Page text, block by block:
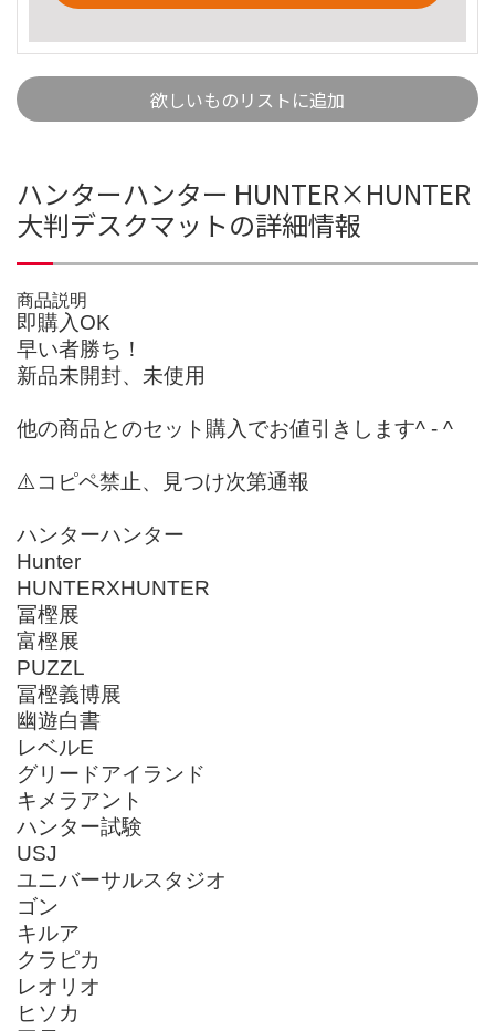
欲しいものリストに追加
ハンターハンター HUNTER×HUNTER
大判デスクマットの詳細情報
商品説明
即購入OK
早い者勝ち！
新品未開封、未使用
他の商品とのセット購入でお値引きします^ - ^
⚠️コピペ禁止、見つけ次第通報
ハンターハンター
Hunter
HUNTERXHUNTER
冨樫展
富樫展
PUZZL
冨樫義博展
幽遊白書
レベルE
グリードアイランド
キメラアント
ハンター試験
USJ
ユニバーサルスタジオ
ゴン
キルア
クラピカ
レオリオ
ヒソカ